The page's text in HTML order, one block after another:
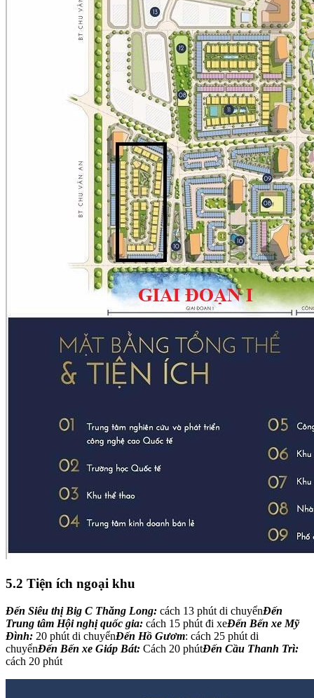
5.2 Tiện ích ngoại khu
Đến Siêu thị Big C Thăng Long: cách 13 phút di chuyểnĐến
Trung tâm Hội nghị quốc gia: cách 15 phút đi xeĐến Bến xe Mỹ
Đình: 20 phút di chuyểnĐến Hồ Gươm: cách 25 phút di
chuyểnĐến Bến xe Giáp Bát: Cách 20 phútĐến Cầu Thanh Trì:
cách 20 phút